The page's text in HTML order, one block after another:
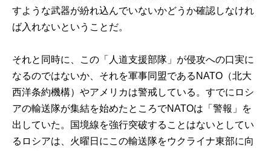
すような武器が紛れ込んでいないかどうか確認しなけれ
ば入れないということだ。
それと同時に、この「人道支援部隊」が侵攻への口実に
なるのではないか、それを軍事同盟であるNATO（北大
西洋条約機構）やアメリカは警戒している。すでにロシ
アの輸送隊が集結を始めたところでNATOは「警報」を
出していた。国境線を強行突破することはないとしてい
るロシアは、火曜日にこの輸送隊をウクライナ東部に向